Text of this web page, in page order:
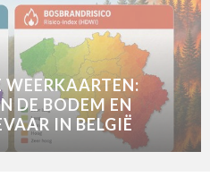
DE BODEM EN
IN BELGIË